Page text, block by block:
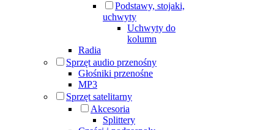
Podstawy, stojaki,
uchwyty
Uchwyty do
kolumn
Radia
Sprzęt audio przenośny
Głośniki przenośne
MP3
Sprzęt satelitarny
Akcesoria
Splittery